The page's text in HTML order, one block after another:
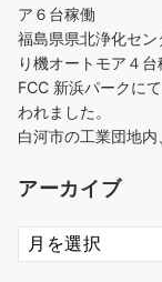
ア６台稼働
福島県県北浄化セ
り機オートモア４台
FCC 新浜パークに
われました。
白河市の工業団地
アーカイブ
ア
ー